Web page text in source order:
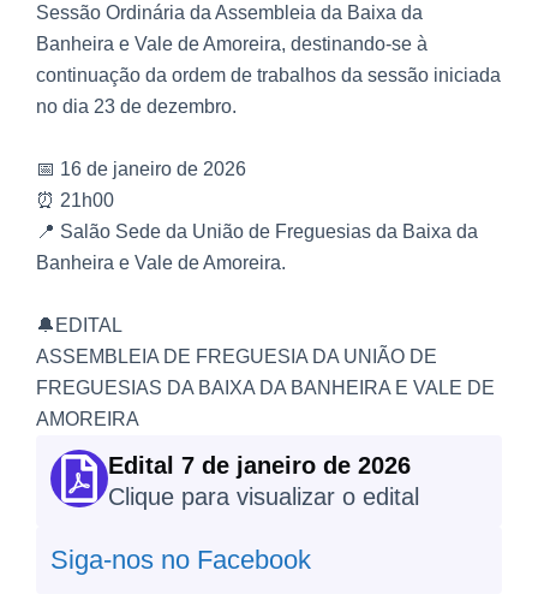
Sessão Ordinária da Assembleia da Baixa da
Banheira e Vale de Amoreira, destinando-se à
continuação da ordem de trabalhos da sessão iniciada
no dia 23 de dezembro.
📅 16 de janeiro de 2026
⏰ 21h00
📍 Salão Sede da União de Freguesias da Baixa da
Banheira e Vale de Amoreira.
🔔EDITAL
ASSEMBLEIA DE FREGUESIA DA UNIÃO DE
FREGUESIAS DA BAIXA DA BANHEIRA E VALE DE
AMOREIRA
Edital 7 de janeiro de 2026
Clique para visualizar o edital
Siga-nos no Facebook